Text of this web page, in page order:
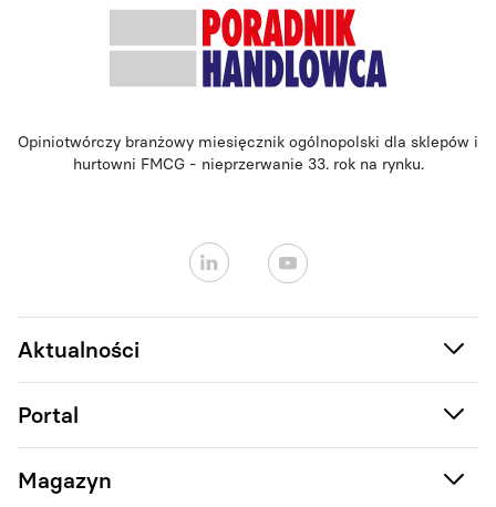
Opiniotwórczy branżowy miesięcznik ogólnopolski dla sklepów i
hurtowni FMCG - nieprzerwanie 33. rok na rynku.
Aktualności
Portal
Magazyn